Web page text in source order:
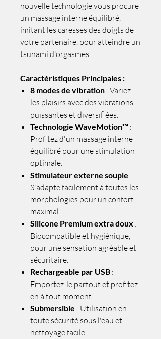
nouvelle technologie vous procure
un massage interne équilibré,
imitant les caresses des doigts de
votre partenaire, pour atteindre un
tsunami d'orgasmes.
Caractéristiques Principales :
8 modes de vibration : Variez
les plaisirs avec des vibrations
puissantes et diversifiées.
Technologie WaveMotion™ :
Profitez d'un massage interne
équilibré pour une stimulation
optimale.
Stimulateur externe souple :
S'adapte facilement à toutes les
morphologies pour un confort
maximal.
Silicone Premium extra doux :
Biocompatible et hygiénique,
pour une sensation agréable et
sécuritaire.
Rechargeable par USB :
Emportez-le partout et profitez-
en à tout moment.
Submersible : Utilisation en
toute sécurité sous l'eau et
nettoyage facile.